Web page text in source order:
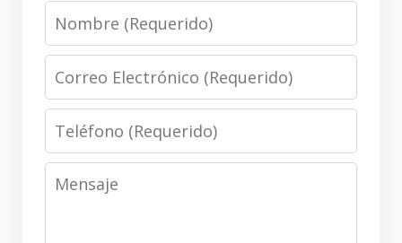
Nombre
Correo
Electrónico
Teléfono
Mensaje